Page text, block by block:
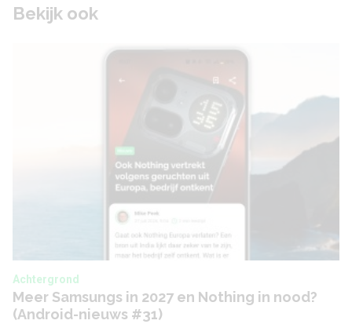
Bekijk ook
Achtergrond
Meer Samsungs in 2027 en Nothing in nood?
(Android-nieuws #31)